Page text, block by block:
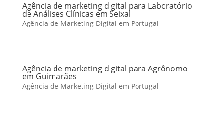
Agência de marketing digital para Laboratório
de Análises Clínicas em Seixal
Agência de Marketing Digital em Portugal
Agência de marketing digital para Agrônomo
em Guimarães
Agência de Marketing Digital em Portugal